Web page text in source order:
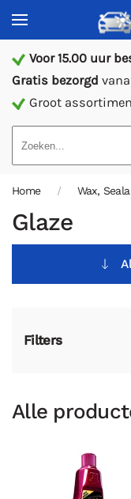
Voor 15.00 uur
Gratis bezorgd
Groot
Home Wax,
Glaze
Alle
Filters